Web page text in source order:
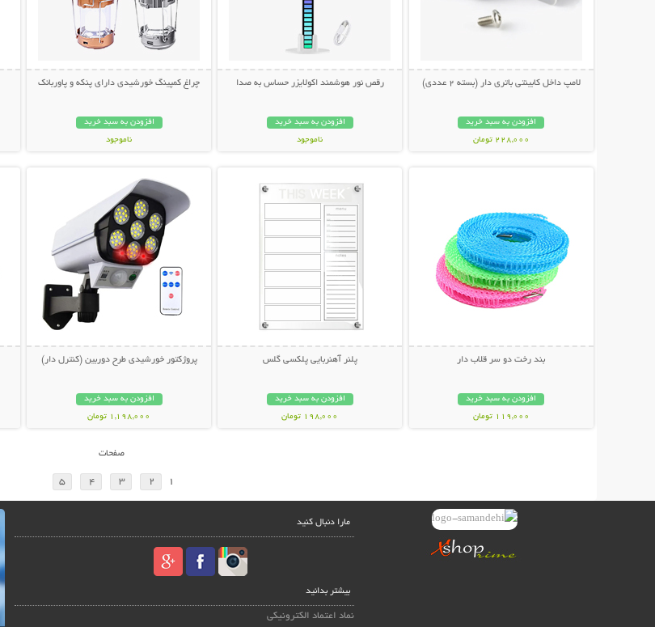
لامپ داخل کابینتی باتری دار (بسته 2 عددی)
افزودن به سبد خرید
228,000 تومان
رقص نور هوشمند اکولایزر حساس به صدا
افزودن به سبد خرید
ناموجود
چراغ کمپینگ خورشیدی دارای پنکه و پاوربانک
افزودن به سبد خرید
ناموجود
بند رخت دو سر قلاب دار
افزودن به سبد خرید
119,000 تومان
پلنر آهنربایی پلکسی گلس
افزودن به سبد خرید
198,000 تومان
پروژکتور خورشیدی طرح دوربین (کنترل دار)
افزودن به سبد خرید
1,198,000 تومان
صفحات
1
2
3
4
5
مارا دنبال کنید
بیشتر بدانید
نماد اعتماد الکترونیکی